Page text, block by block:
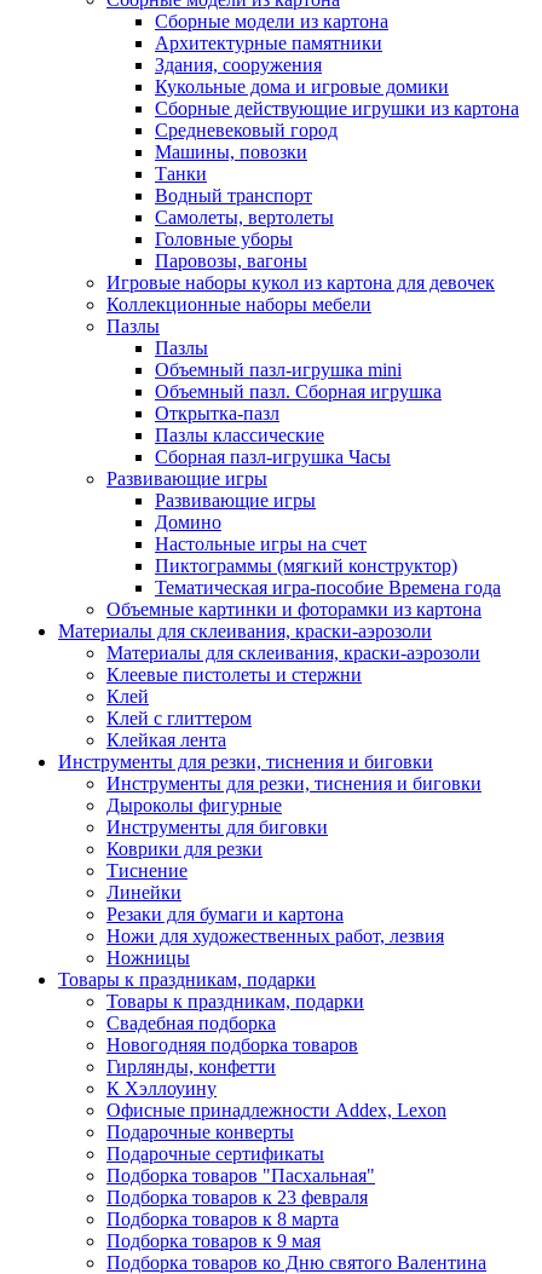
Сборные модели из картона
Архитектурные памятники
Здания, сооружения
Кукольные дома и игровые домики
Сборные действующие игрушки из картона
Средневековый город
Машины, повозки
Танки
Водный транспорт
Самолеты, вертолеты
Головные уборы
Паровозы, вагоны
Игровые наборы кукол из картона для девочек
Коллекционные наборы мебели
Пазлы
Пазлы
Объемный пазл-игрушка mini
Объемный пазл. Сборная игрушка
Открытка-пазл
Пазлы классические
Сборная пазл-игрушка Часы
Развивающие игры
Развивающие игры
Домино
Настольные игры на счет
Пиктограммы (мягкий конструктор)
Тематическая игра-пособие Времена года
Объемные картинки и фоторамки из картона
Материалы для склеивания, краски-аэрозоли
Материалы для склеивания, краски-аэрозоли
Клеевые пистолеты и стержни
Клей
Клей с глиттером
Клейкая лента
Инструменты для резки, тиснения и биговки
Инструменты для резки, тиснения и биговки
Дыроколы фигурные
Инструменты для биговки
Коврики для резки
Тиснение
Линейки
Резаки для бумаги и картона
Ножи для художественных работ, лезвия
Ножницы
Товары к праздникам, подарки
Товары к праздникам, подарки
Свадебная подборка
Новогодняя подборка товаров
Гирлянды, конфетти
К Хэллоуину
Офисные принадлежности Addex, Lexon
Подарочные конверты
Подарочные сертификаты
Подборка товаров "Пасхальная"
Подборка товаров к 23 февраля
Подборка товаров к 8 марта
Подборка товаров к 9 мая
Подборка товаров ко Дню святого Валентина